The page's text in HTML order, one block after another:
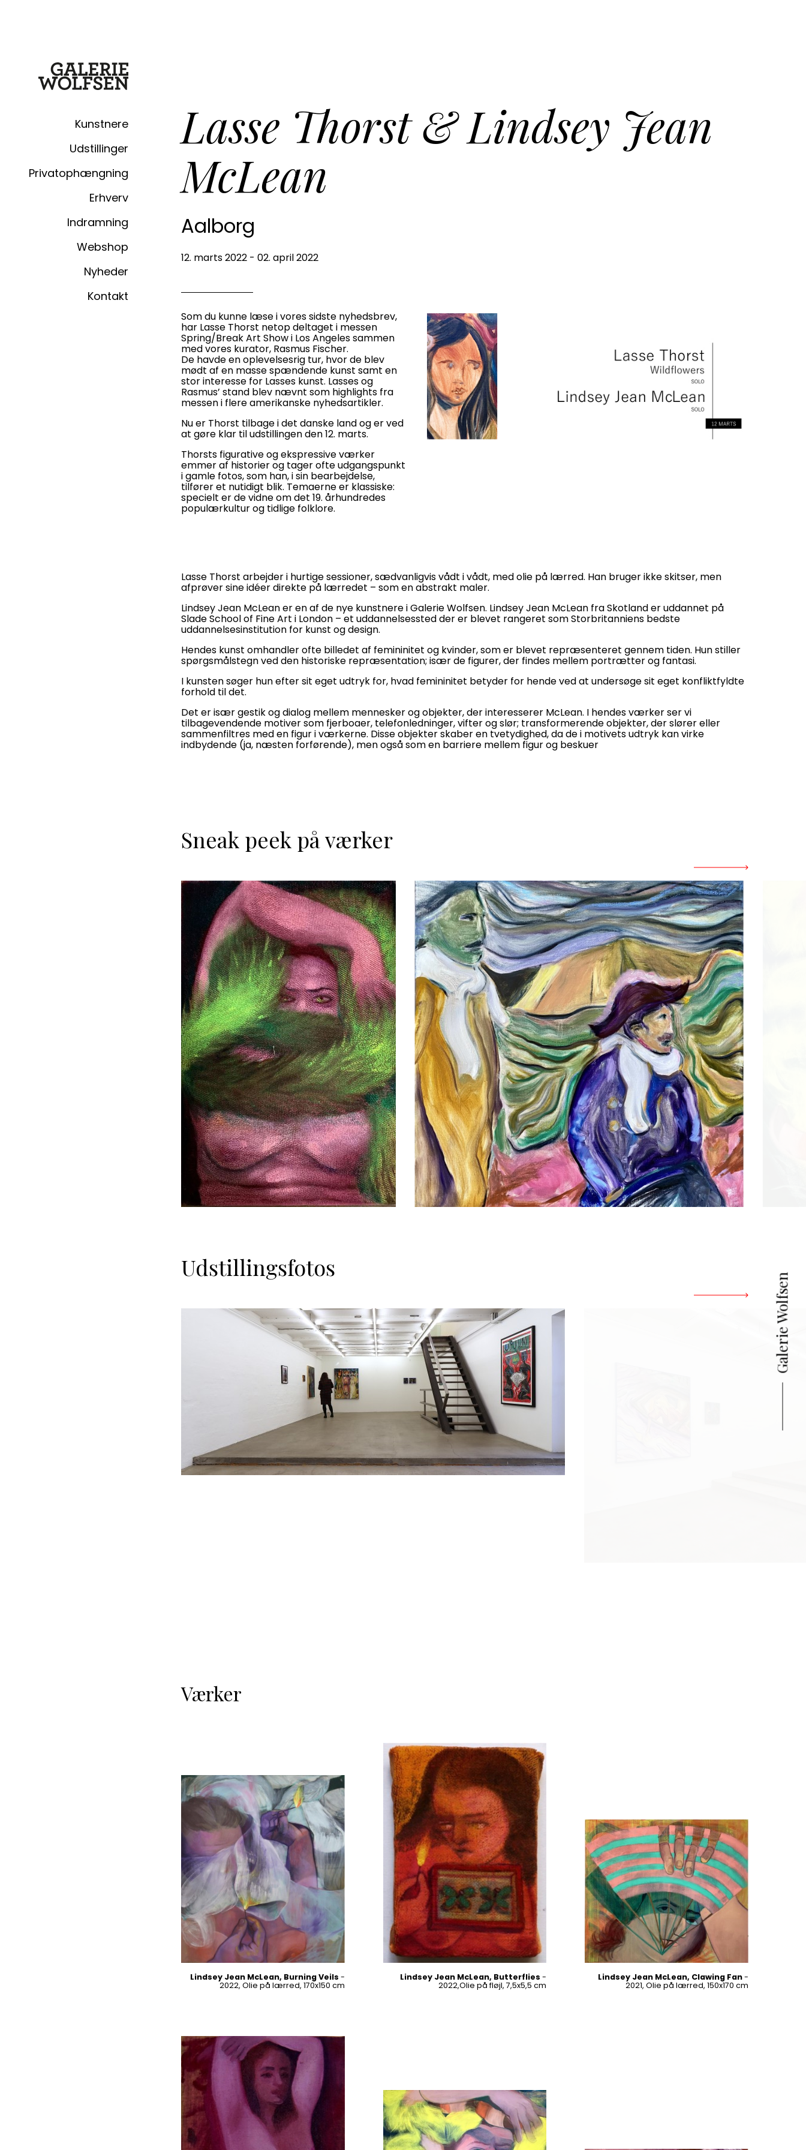
Kunstnere
Udstillinger
Privatophængning
Erhverv
Indramning
Webshop
Nyheder
Kontakt
Galerie Wolfsen
Lasse Thorst & Lindsey Jean
McLean
Aalborg
12. marts 2022 - 02. april 2022
Som du kunne læse i vores sidste nyhedsbrev,
har Lasse Thorst netop deltaget i messen
Spring/Break Art Show i Los Angeles sammen
med vores kurator, Rasmus Fischer.
De havde en oplevelsesrig tur, hvor de blev
mødt af en masse spændende kunst samt en
stor interesse for Lasses kunst. Lasses og
Rasmus’ stand blev nævnt som highlights fra
messen i flere amerikanske nyhedsartikler.
Nu er Thorst tilbage i det danske land og er ved
at gøre klar til udstillingen den 12. marts.
Thorsts figurative og ekspressive værker
emmer af historier og tager ofte udgangspunkt
i gamle fotos, som han, i sin bearbejdelse,
tilfører et nutidigt blik. Temaerne er klassiske:
specielt er de vidne om det 19. århundredes
populærkultur og tidlige folklore.
Lasse Thorst arbejder i hurtige sessioner, sædvanligvis vådt i vådt, med olie på lærred. Han bruger ikke skitser, men
afprøver sine idéer direkte på lærredet – som en abstrakt maler.
Lindsey Jean McLean er en af de nye kunstnere i Galerie Wolfsen. Lindsey Jean McLean fra Skotland er uddannet på
Slade School of Fine Art i London – et uddannelsessted der er blevet rangeret som Storbritanniens bedste
uddannelsesinstitution for kunst og design.
Hendes kunst omhandler ofte billedet af femininitet og kvinder, som er blevet repræsenteret gennem tiden. Hun stiller
spørgsmålstegn ved den historiske repræsentation; især de figurer, der findes mellem portrætter og fantasi.
I kunsten søger hun efter sit eget udtryk for, hvad femininitet betyder for hende ved at undersøge sit eget konfliktfyldte
forhold til det.
Det er især gestik og dialog mellem mennesker og objekter, der interesserer McLean. I hendes værker ser vi
tilbagevendende motiver som fjerboaer, telefonledninger, vifter og slør; transformerende objekter, der slører eller
sammenfiltres med en figur i værkerne. Disse objekter skaber en tvetydighed, da de i motivets udtryk kan virke
indbydende (ja, næsten forførende), men også som en barriere mellem figur og beskuer
Sneak peek på værker
Udstillingsfotos
Værker
Lindsey Jean McLean, Burning Veils -
2022, Olie på lærred, 170x150 cm
Lindsey Jean McLean, Butterflies -
2022,Olie på fløjl, 7,5x5,5 cm
Lindsey Jean McLean, Clawing Fan-
2021, Olie på lærred, 150x170 cm